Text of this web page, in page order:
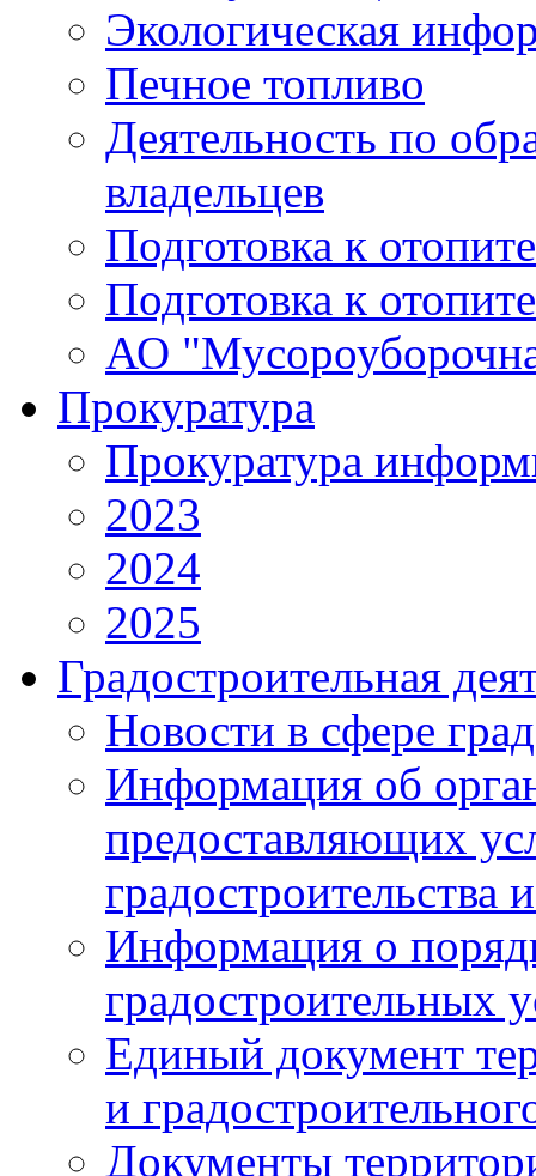
Экологическая
Печное топливо
Деятельность по
владельцев
Подготовка к
Подготовка к
АО
Прокуратура
Прокуратура
2023
2024
2025
Градостроительная
Новости в сфере
Информация об
предоставляющих
градостроительства
Информация о
градостроительных
Единый документ
и
Документы